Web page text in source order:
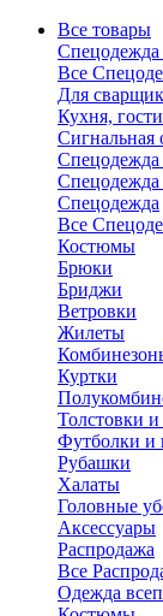
Все товары
Спецодежда
Все
Для
Кухня,
Сигнальная
Спецодежда
Спецодежда
Спецодежда
Все
Костюмы
Брюки
Бриджи
Ветровки
Жилеты
Куртки
Толстовки
Футболки и
Рубашки
Халаты
Головные
Аксессуары
Распродажа
Все
Одежда